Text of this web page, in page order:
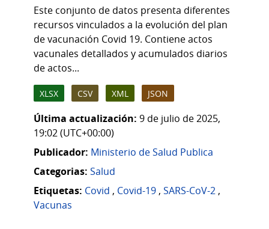
Este conjunto de datos presenta diferentes
recursos vinculados a la evolución del plan
de vacunación Covid 19. Contiene actos
vacunales detallados y acumulados diarios
de actos...
XLSX CSV XML JSON
Última actualización: 9 de julio de 2025,
19:02 (UTC+00:00)
Publicador: Ministerio de Salud Publica
Categorias: Salud
Etiquetas: Covid , Covid-19 , SARS-CoV-2 ,
Vacunas